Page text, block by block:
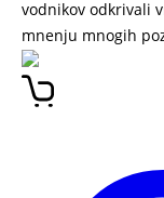
vodnikov odkrivali
mnenju mnogih